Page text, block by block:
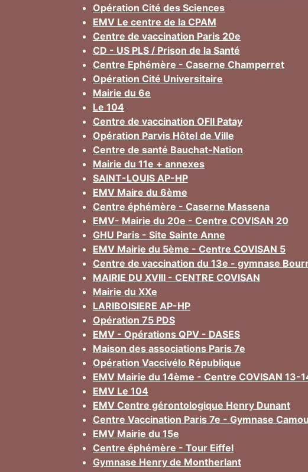
Opération Cité des Sciences
EMV Le centre de la CPAM
Centre de vaccination Paris 20e
CD - US PLS / Prison de la Santé
Centre Ephémère - Caserne Champerret
Opération Cité Universitaire
Mairie du 6e
Le 104
Centre de vaccination OFII Patay
Opération Parvis Hôtel de Ville
Centre de santé Bauchat-Nation
Mairie du 11e + annexes
SAINT-LOUIS AP-HP
EMV Maire du 6ème
Centre éphémère - Caserne Massena
EMV- Mairie du 20e - Centre COVISAN 20
GHU Paris - Site Sainte Anne
EMV Mairie du 5ème - Centre COVISAN 5
Centre de vaccination du 13e - gymnase
MAIRIE DU XVIII - CENTRE COVISAN
Mairie du XXe
LARIBOISIERE AP-HP
Opération 75 PDS
EMV - Opérations QPV - DASES
Maison des associations Paris 7e
Opération Vaccivélo République
EMV Mairie du 14ème - Centre COVISAN 13-
EMV Le 104
EMV Centre gérontologique Henry Dunant
Centre Vaccination Paris 7e - Gymnase Camou
EMV Mairie du 15e
Centre éphémère - Tour Eiffel
Gymnase Henry de Montherlant